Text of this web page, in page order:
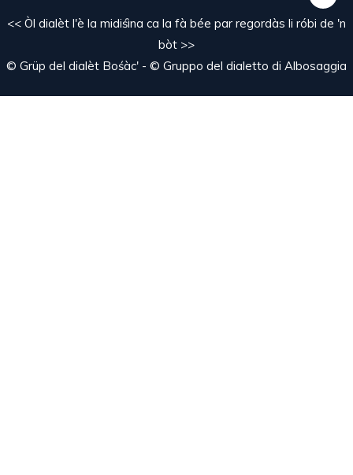
<< Òl dialèt l'è la midiśìna ca la fà bée par regordàs li róbi de 'n
bòt >>
© Grüp del dialèt Bośàc' - © Gruppo del dialetto di Albosaggia